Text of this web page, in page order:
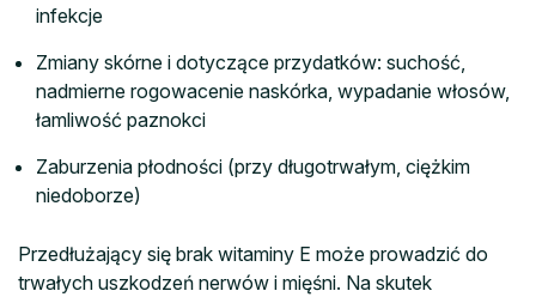
infekcje
Zmiany skórne i dotyczące przydatków: suchość,
nadmierne rogowacenie naskórka, wypadanie włosów,
łamliwość paznokci
Zaburzenia płodności (przy długotrwałym, ciężkim
niedoborze)
Przedłużający się brak witaminy E może prowadzić do
trwałych uszkodzeń nerwów i mięśni. Na skutek